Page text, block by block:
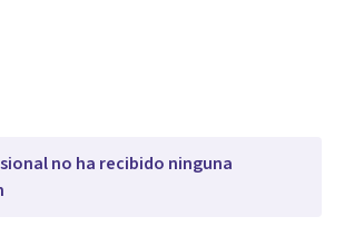
no ha recibido ninguna